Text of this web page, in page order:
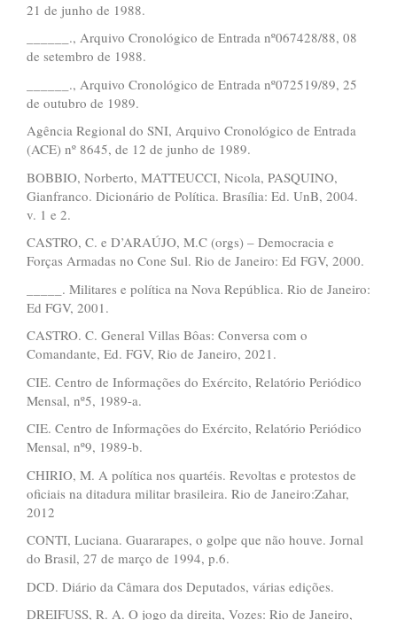
21 de junho de 1988.
______., Arquivo Cronológico de Entrada nº067428/88, 08
de setembro de 1988.
______., Arquivo Cronológico de Entrada nº072519/89, 25
de outubro de 1989.
Agência Regional do SNI, Arquivo Cronológico de Entrada
(ACE) nº 8645, de 12 de junho de 1989.
BOBBIO, Norberto, MATTEUCCI, Nicola, PASQUINO,
Gianfranco. Dicionário de Política. Brasília: Ed. UnB, 2004.
v. 1 e 2.
CASTRO, C. e D’ARAÚJO, M.C (orgs) – Democracia e
Forças Armadas no Cone Sul. Rio de Janeiro: Ed FGV, 2000.
_____. Militares e política na Nova República. Rio de Janeiro:
Ed FGV, 2001.
CASTRO. C. General Villas Bôas: Conversa com o
Comandante, Ed. FGV, Rio de Janeiro, 2021.
CIE. Centro de Informações do Exército, Relatório Periódico
Mensal, nº5, 1989-a.
CIE. Centro de Informações do Exército, Relatório Periódico
Mensal, nº9, 1989-b.
CHIRIO, M. A política nos quartéis. Revoltas e protestos de
oficiais na ditadura militar brasileira. Rio de Janeiro:Zahar,
2012
CONTI, Luciana. Guararapes, o golpe que não houve. Jornal
do Brasil, 27 de março de 1994, p.6.
DCD. Diário da Câmara dos Deputados, várias edições.
DREIFUSS, R. A. O jogo da direita, Vozes: Rio de Janeiro,